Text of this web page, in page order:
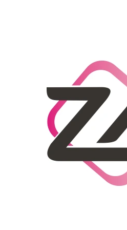
DOPORUČUJEME